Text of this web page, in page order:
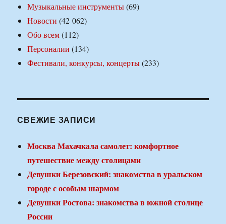
Музыкальные инструменты(69)
Новости (42 062)
Обо всем(112)
Персоналии (134)
Фестивали, конкурсы, концерты(233)
СВЕЖИЕ ЗАПИСИ
Москва Махачкала самолет: комфортное
путешествие между столицами
Девушки Березовский: знакомства в уральском
городе с особым шармом
Девушки Ростова: знакомства в южной столице
России